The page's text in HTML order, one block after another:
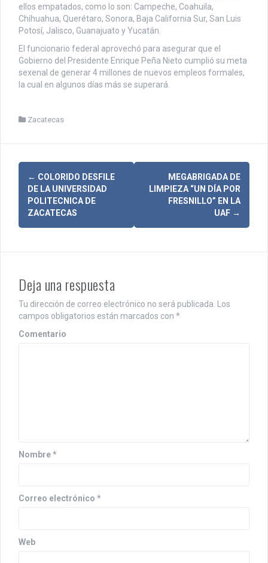
ellos empatados, como lo son: Campeche, Coahuila,
Chihuahua, Querétaro, Sonora, Baja California Sur, San Luis
Potosí, Jalisco, Guanajuato y Yucatán.
El funcionario federal aprovechó para asegurar que el
Gobierno del Presidente Enrique Peña Nieto cumplió su meta
sexenal de generar 4 millones de nuevos empleos formales,
la cual en algunos días más se superará.
Zacatecas
N
v
a
c
i
n
r
d
← COLORIDO DESFILE
DE LA UNIVERSIDAD
POLITECNICA DE
ZACATECAS
MEGABRIGADA DE
LIMPIEZA “UN DÍA POR
FRESNILLO” EN LA
UAF →
Deja una respuesta
Tu dirección de correo electrónico no será publicada. Los
campos obligatorios están marcados con *
Comentario
Nombre*
Correo electrónico *
Web